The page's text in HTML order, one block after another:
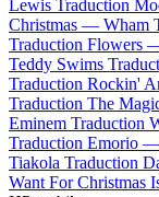
Lewis Traduction
Christmas — Wham
Traduction Flowers
Teddy Swims
Traduction Rockin'
Traduction The
Eminem Traduction
Traduction Emorio —
Tiakola Traduction
Want For Christmas